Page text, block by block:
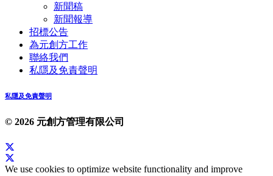
新聞稿
新聞報導
招標公告
為元創方工作
聯絡我們
私隱及免責聲明
私隱及免責聲明
© 2026 元創方管理有限公司
We use cookies to optimize website functionality and improve